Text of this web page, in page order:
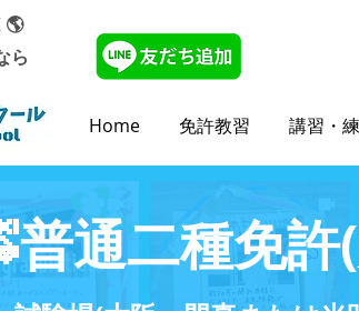
🌎
ら
Home 免許教習 講習・
普通二種免許